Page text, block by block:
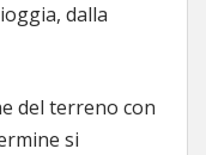
dalla
del terreno con
si